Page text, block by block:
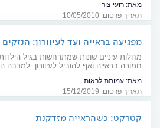
מאת: רועי צור
תאריך פרסום: 10/05/2010
מפגיעה בראייה ועד לעיוורון:
כתוצאה ממחלות עיניים בגיל הילדות
מחלות עיניים שונות שמתרחשות בגיל
חמורה בראייה ואף להוביל לעיוורון.
חובה להורים
מאת: עמותת לראות
תאריך פרסום: 15/12/2019
קטרקט: כשהראייה מזדקנת